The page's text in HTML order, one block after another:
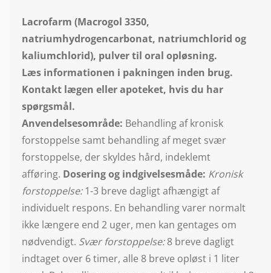
Lacrofarm (Macrogol 3350,
natriumhydrogencarbonat, natriumchlorid og
kaliumchlorid), pulver til oral opløsning.
Læs informationen i pakningen inden brug.
Kontakt lægen eller apoteket, hvis du har
spørgsmål.
Anvendelsesområde: Behandling af kronisk
forstoppelse samt behandling af meget svær
forstoppelse, der skyldes hård, indeklemt
afføring. Dosering og indgivelsesmåde: Kronisk
forstoppelse:1-3 breve dagligt afhængigt af
individuelt respons. En behandling varer normalt
ikke længere end 2 uger, men kan gentages om
nødvendigt. Svær forstoppelse:8 breve dagligt
indtaget over 6 timer, alle 8 breve opløst i 1 liter